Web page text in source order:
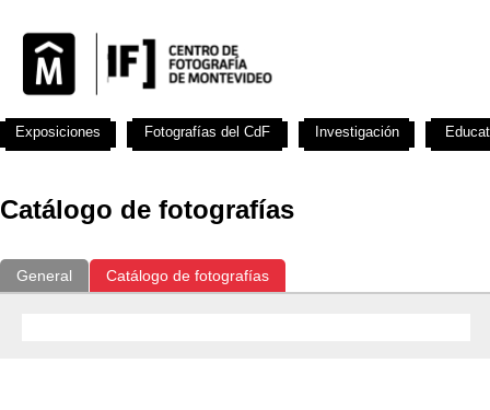
Catálogo de fotografías
General Catálogo de fotografías
Exposiciones Fotografías del CdF Investigación